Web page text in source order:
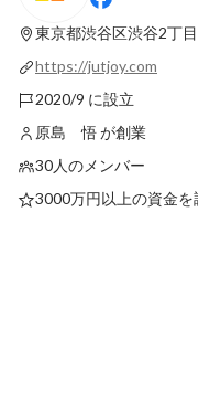
最新順で表示
東京都渋谷区渋谷2丁
https://jutjoy.com
2020/9 に設立
原島 悟 が創業
30人のメンバー
3000万円以上の資金